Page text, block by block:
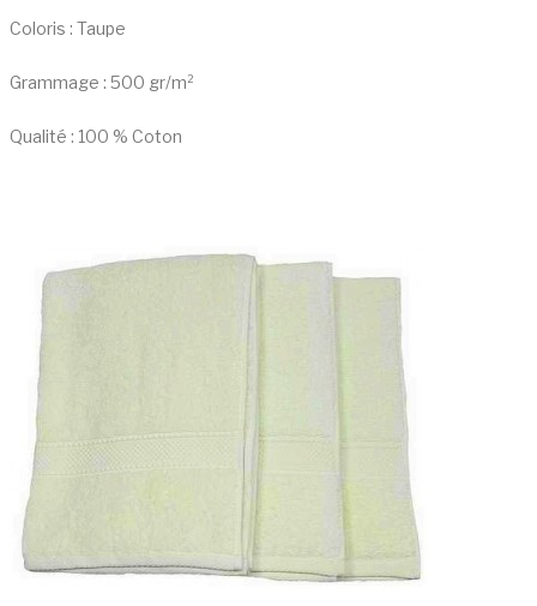
Coloris : Taupe
Grammage : 500 gr/m²
Qualité : 100 % Coton